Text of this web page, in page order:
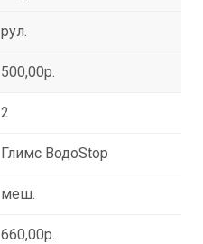
рул.
500,00р.
2
Глимс ВодоStop
меш.
660,00р.